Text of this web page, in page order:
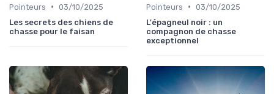
Pointeurs • 03/10/2025
Les secrets des chiens de
chasse pour le faisan
Pointeurs • 03/10/2025
L'épagneul noir : un
compagnon de chasse
exceptionnel